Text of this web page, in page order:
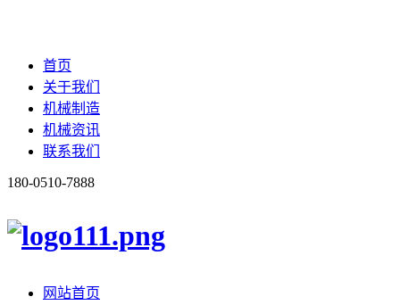
首页
关于我们
机械制造
机械资讯
联系我们
180-0510-7888
网站首页